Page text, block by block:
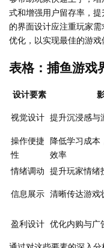
式和增强用户留存率，
的界面设计应注重玩家
优化，以实现最佳的游戏
表格：捕鱼游戏
设计要素
视觉设计 提升沉浸感与
操作便捷
性
降低学习成本
效率
情绪调动 提升玩家情绪
信息展示 清晰传达游戏
盈利设计 优化内购与广